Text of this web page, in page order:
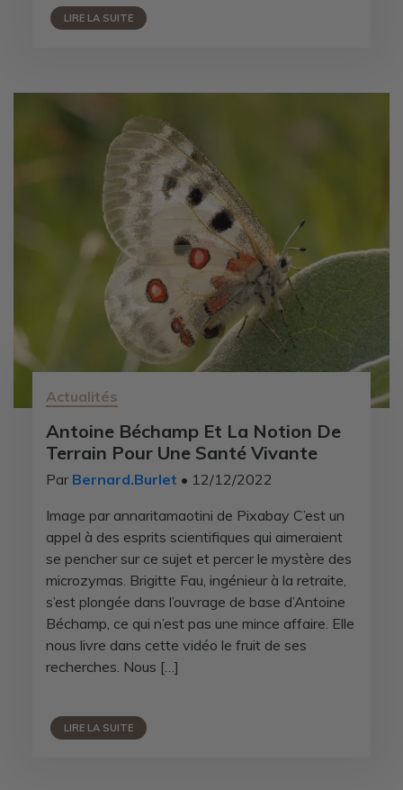
LIRE LA SUITE
Actualités
Antoine Béchamp Et La Notion De
Terrain Pour Une Santé Vivante
Par Bernard.Burlet • 12/12/2022
Image par annaritamaotini de Pixabay C’est un
appel à des esprits scientifiques qui aimeraient
se pencher sur ce sujet et percer le mystère des
microzymas. Brigitte Fau, ingénieur à la retraite,
s’est plongée dans l’ouvrage de base d’Antoine
Béchamp, ce qui n’est pas une mince affaire. Elle
nous livre dans cette vidéo le fruit de ses
recherches. Nous […]
LIRE LA SUITE